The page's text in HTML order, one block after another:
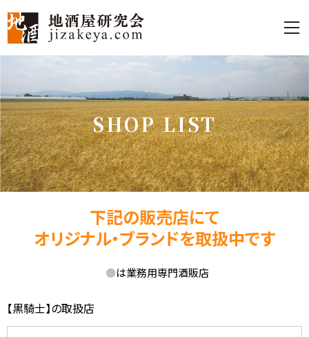
SHOP LIST
下記の販売店にて
オリジナル・ブランドを取扱中です
●は業務用専門酒販店
【黒騎士】の取扱店